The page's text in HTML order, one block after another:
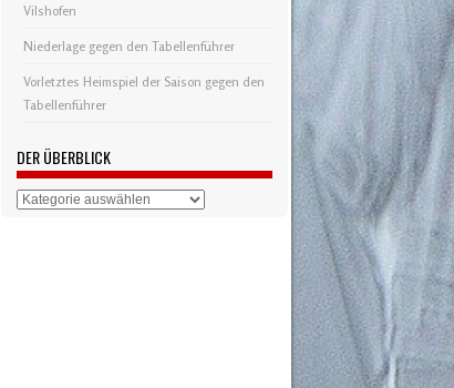
Vilshofen
Niederlage gegen den Tabellenführer
Vorletztes Heimspiel der Saison gegen den
Tabellenführer
DER ÜBERBLICK
Der